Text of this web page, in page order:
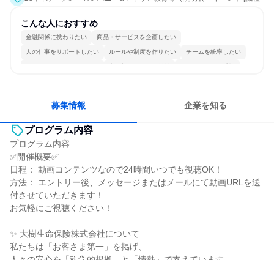
こんな人におすすめ
金融関係に携わりたい 商品・サービスを企画したい
人の仕事をサポートしたい ルールや制度を作りたい チームを統率したい
コミュニケーションが活発 常に新しいものに挑戦 チームワークを重視
募集情報 企業を知る
プログラム内容
プログラム内容
✅開催概要✅
日程： 動画コンテンツなので24時間いつでも視聴OK！
方法： エントリー後、メッセージまたはメールにて動画URLを送
付させていただきます！
お気軽にご視聴ください！
✨ 大樹生命保険株式会社について
私たちは「お客さま第一」を掲げ、